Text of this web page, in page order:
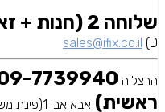
שלוחה 2 (חנות + זאפ)
D)
sales@ifix.co.il
הרצליה
ראשית) אבא אבן 1(פינת משכית)